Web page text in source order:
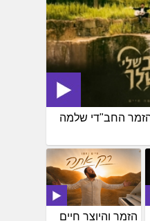
החב"די שלמה
הזמר והיוצר חיים